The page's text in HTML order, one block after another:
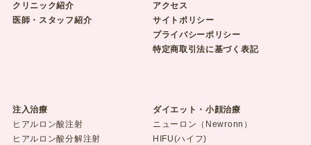
クリニック紹介
医師・スタッフ紹介
アクセス
サイトポリシー
プライバシーポリシー
特定商取引法に基づく表記
注入治療
ヒアルロン酸注射
ヒアルロン酸分解注射
ダイエット・小顔治療
ニューロン（Newronn）
HIFU(ハイフ)